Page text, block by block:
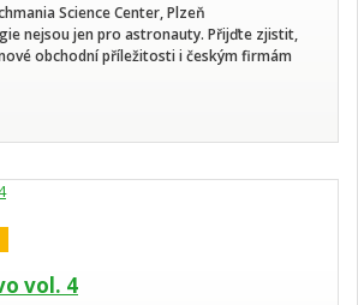
Science Center, Plzeň
nejsou jen pro astronauty. Přijďte zjistit,
obchodní příležitosti i českým firmám
vol. 4